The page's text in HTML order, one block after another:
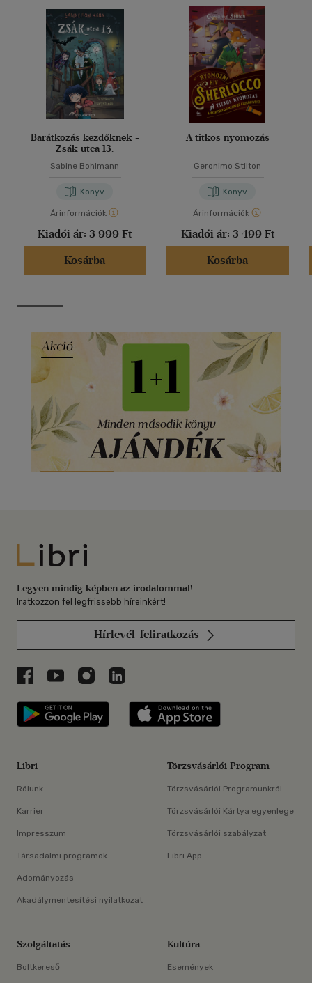
Barátkozás kezdőknek -
Zsák utca 13.
Sabine Bohlmann
Könyv
Árinformációk
Kiadói ár: 3 999 Ft
Kosárba
A titkos nyomozás
Geronimo Stilton
Könyv
Árinformációk
Kiadói ár: 3 499 Ft
Kosárba
Libri
Legyen mindig képben az irodalommal!
Iratkozzon fel legfrissebb híreinkért!
Hírlevél-feliratkozás
Libri a Facebookon
Libri a Youtube-on
Libri az Instagramon
Libri a LinkedInen
Libri applikáció Szerezd meg: Google
Libri
Rólunk
Karrier
Impresszum
Társadalmi programok
Adományozás
Akadálymentesítési nyilatkozat
Törzsvásárlói Program
Törzsvásárlói Programunkról
Törzsvásárlói Kártya egyenlege
Törzsvásárlói szabályzat
Libri App
Szolgáltatás
Boltkereső
Kultúra
Események